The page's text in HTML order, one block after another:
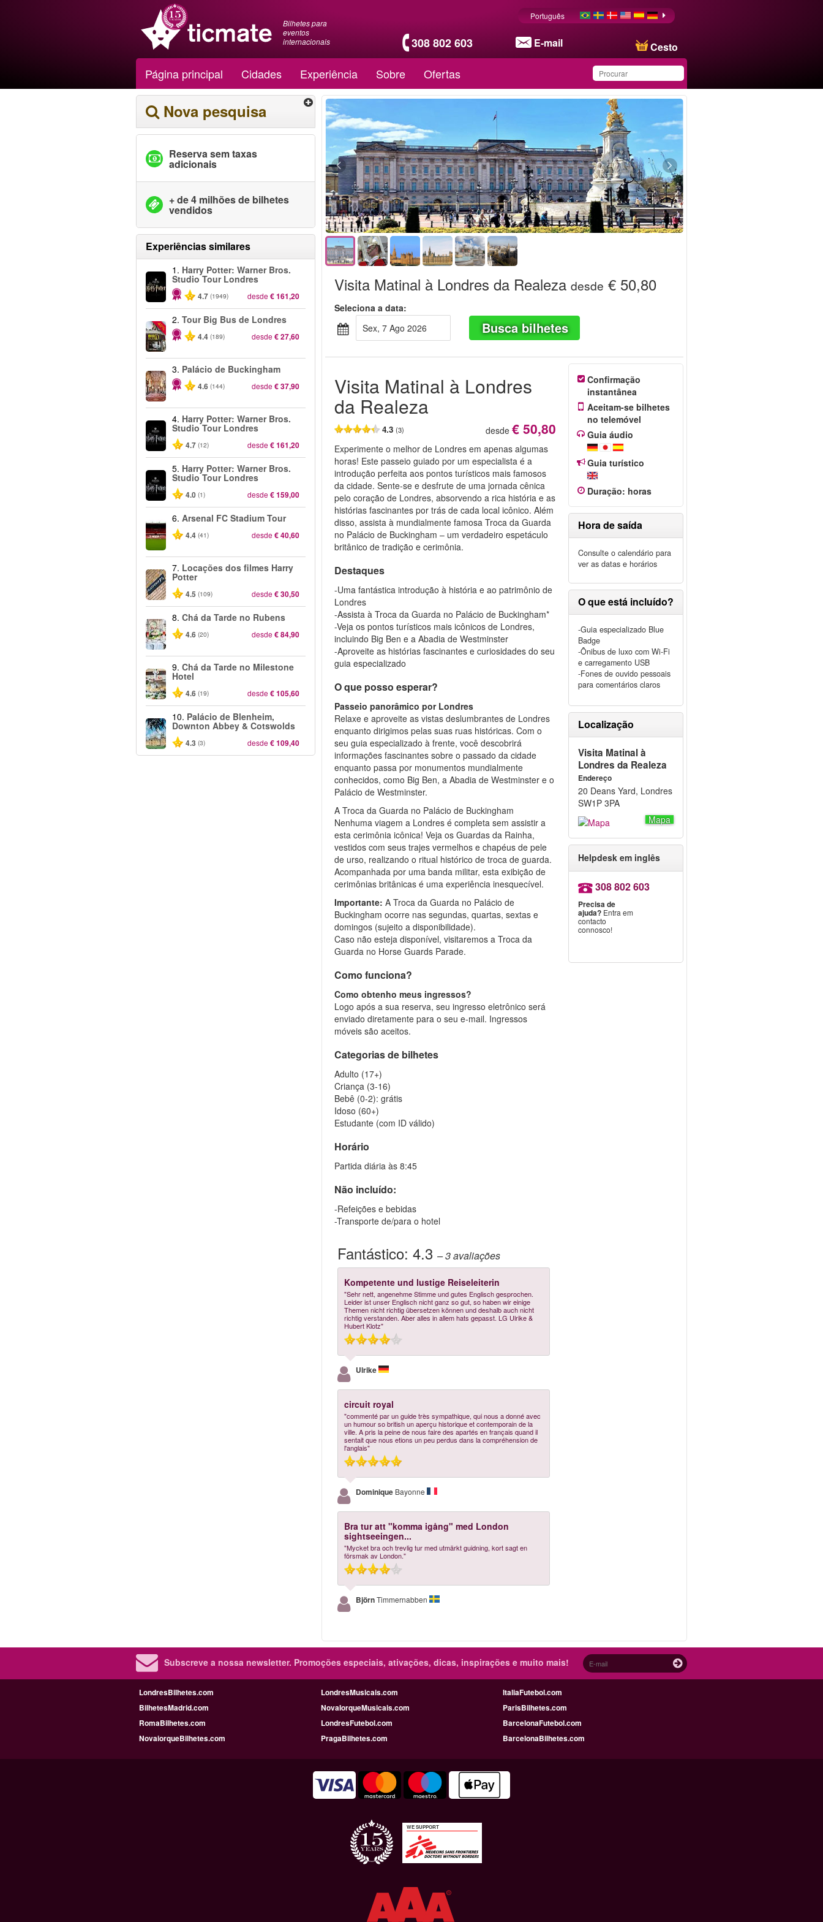
Bilhetes para
eventos
internacionais
308 802 603 E-mail Cesto
Português
Página principal Cidades Experiência Sobre Ofertas
Produto salvo na lista de
favoritos
Nova pesquisa
Reserva sem taxas
adicionais
+ de 4 milhões de bilhetes
vendidos
Experiências similares
1. Harry Potter: Warner Bros.
Studio Tour Londres
4.7 (1949) desde€ 161,20
-40%
2. Tour Big Bus de Londres
4.4 (189) desde€ 27,60
3. Palácio de Buckingham
4.6 (144) desde€ 37,90
4. Harry Potter: Warner Bros.
Studio Tour Londres
4.7 (12) desde€ 161,20
5. Harry Potter: Warner Bros.
Studio Tour Londres
4.0 (1) desde€ 159,00
6. Arsenal FC Stadium Tour
4.4 (41) desde€ 40,60
7. Locações dos filmes Harry
Potter
4.5 (109) desde€ 30,50
8. Chá da Tarde no Rubens
4.6 (20) desde€ 84,90
9. Chá da Tarde no Milestone
Hotel
4.6 (19) desde€ 105,60
10. Palácio de Blenheim,
Downton Abbey & Cotswolds
4.3 (3) desde€ 109,40
Visita Matinal à Londres da Realeza desde € 50,80
Seleciona a data:
Sex, 7 Ago 2026
Busca bilhetes
Visita Matinal à Londres
da Realeza
4.3(3) desde € 50,80
Experimente o melhor de Londres em apenas algumas
horas! Este passeio guiado por um especialista é a
introdução perfeita aos pontos turísticos mais famosos
da cidade. Sente-se e desfrute de uma jornada cênica
pelo coração de Londres, absorvendo a rica história e as
histórias fascinantes por trás de cada local icônico. Além
disso, assista à mundialmente famosa Troca da Guarda
no Palácio de Buckingham – um verdadeiro espetáculo
britânico de tradição e cerimônia.
Destaques
-Uma fantástica introdução à história e ao patrimônio de
Londres
-Assista à Troca da Guarda no Palácio de Buckingham*
-Veja os pontos turísticos mais icônicos de Londres,
incluindo Big Ben e a Abadia de Westminster
-Aproveite as histórias fascinantes e curiosidades do seu
guia especializado
O que posso esperar?
Passeio panorâmico por Londres
Relaxe e aproveite as vistas deslumbrantes de Londres
enquanto dirigimos pelas suas ruas históricas. Com o
seu guia especializado à frente, você descobrirá
informações fascinantes sobre o passado da cidade
enquanto passa por monumentos mundialmente
conhecidos, como Big Ben, a Abadia de Westminster e o
Palácio de Westminster.
A Troca da Guarda no Palácio de Buckingham
Nenhuma viagem a Londres é completa sem assistir a
esta cerimônia icônica! Veja os Guardas da Rainha,
vestidos com seus trajes vermelhos e chapéus de pele
de urso, realizando o ritual histórico de troca de guarda.
Acompanhada por uma banda militar, esta exibição de
cerimônias britânicas é uma experiência inesquecível.
Importante: A Troca da Guarda no Palácio de
Buckingham ocorre nas segundas, quartas, sextas e
domingos (sujeito a disponibilidade).
Caso não esteja disponível, visitaremos a Troca da
Guarda no Horse Guards Parade.
Como funciona?
Como obtenho meus ingressos?
Logo após a sua reserva, seu ingresso eletrônico será
enviado diretamente para o seu e-mail. Ingressos
móveis são aceitos.
Categorias de bilhetes
Adulto (17+)
Criança (3-16)
Bebê (0-2): grátis
Idoso (60+)
Estudante (com ID válido)
Horário
Partida diária às 8:45
Não incluído:
-Refeições e bebidas
-Transporte de/para o hotel
Fantástico:4.3– 3avaliações
Kompetente und lustige Reiseleiterin
"Sehr nett, angenehme Stimme und gutes Englisch gesprochen.
Leider ist unser Englisch nicht ganz so gut, so haben wir einige
Themen nicht richtig übersetzen können und deshalb auch nicht
richtig verstanden. Aber alles in allem hats gepasst. LG Ulrike &
Hubert Klotz"
Ulrike
circuit royal
"commenté par un guide très sympathique, qui nous a donné avec
un humour so british un aperçu historique et contemporain de la
ville. A pris la peine de nous faire des apartés en français quand il
sentait que nous etions un peu perdus dans la compréhension de
l'anglais"
Dominique Bayonne
Bra tur att "komma igång" med London
sightseeingen...
"Mycket bra och trevlig tur med utmärkt guidning, kort sagt en
försmak av London."
BjörnTimmernabben
Confirmação
instantânea
Aceitam-se bilhetes
no telemóvel
Guia áudio
Guia turístico
Duração: horas
Hora de saída
Consulte o calendário para
ver as datas e horários
O que está incluído?
-Guia especializado Blue
Badge
-Ônibus de luxo com Wi-Fi
e carregamento USB
-Fones de ouvido pessoais
para comentários claros
Localização
Visita Matinal à
Londres da Realeza
Endereço
20 Deans Yard, Londres
SW1P 3PA
Mapa
Helpdesk em inglês
308 802 603
Precisa de
ajuda?Entra em
contacto
connosco!
Subscreve a nossa newsletter. Promoções especiais, ativações, dicas, inspirações e muito mais!
LondresBilhetes.com LondresMusicais.com
ItaliaFutebol.com
BilhetesMadrid.com
NovaIorqueMusicais.com
ParisBilhetes.com
RomaBilhetes.com
LondresFutebol.com
BarcelonaFutebol.com
NovaiorqueBilhetes.com
PragaBilhetes.com BarcelonaBilhetes.com
WE SUPPORT